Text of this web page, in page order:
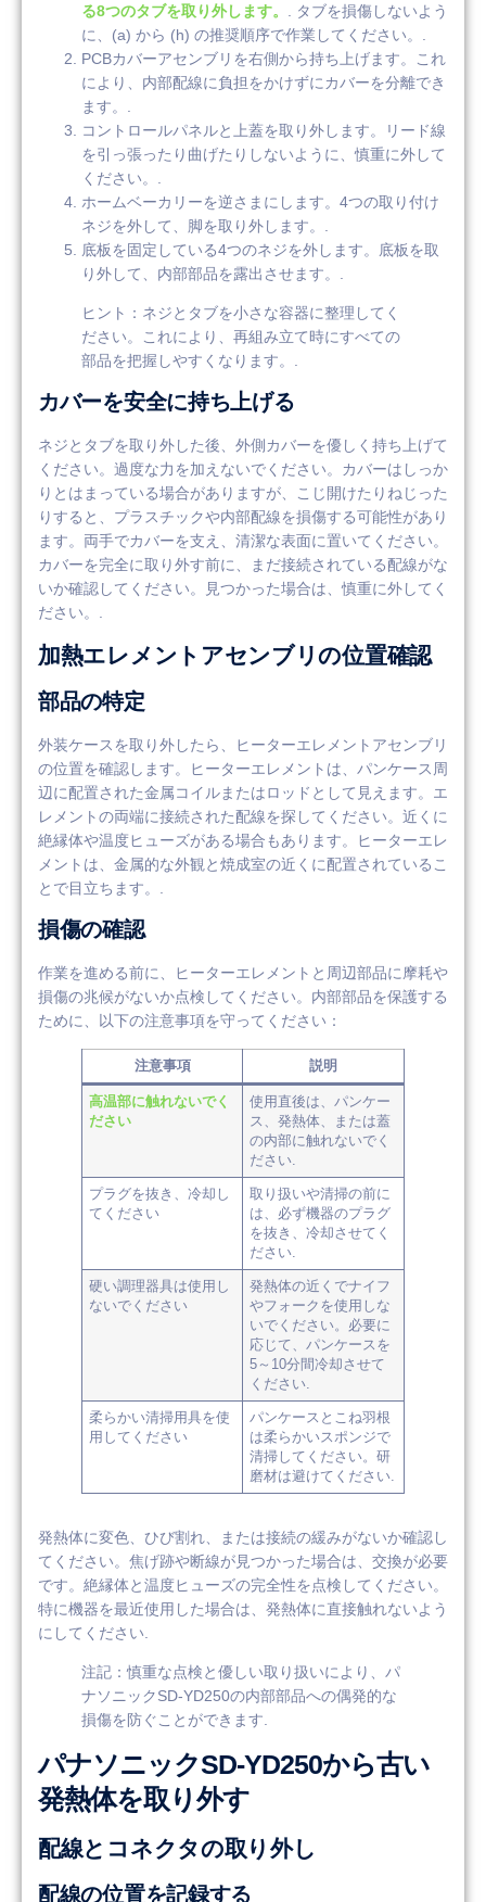
る8つのタブを取り外します。
. タブを損傷しないよう
に、(a) から (h) の推奨順序で作業してください。.
PCBカバーアセンブリを右側から持ち上げます。これ
により、内部配線に負担をかけずにカバーを分離でき
ます。.
コントロールパネルと上蓋を取り外します。リード線
を引っ張ったり曲げたりしないように、慎重に外して
ください。.
ホームベーカリーを逆さまにします。4つの取り付け
ネジを外して、脚を取り外します。.
底板を固定している4つのネジを外します。底板を取
り外して、内部部品を露出させます。.
ヒント：ネジとタブを小さな容器に整理してく
ださい。これにより、再組み立て時にすべての
部品を把握しやすくなります。.
カバーを安全に持ち上げる
ネジとタブを取り外した後、外側カバーを優しく持ち上げて
ください。過度な力を加えないでください。カバーはしっか
りとはまっている場合がありますが、こじ開けたりねじった
りすると、プラスチックや内部配線を損傷する可能性があり
ます。両手でカバーを支え、清潔な表面に置いてください。
カバーを完全に取り外す前に、まだ接続されている配線がな
いか確認してください。見つかった場合は、慎重に外してく
ださい。.
加熱エレメントアセンブリの位置確認
部品の特定
外装ケースを取り外したら、ヒーターエレメントアセンブリ
の位置を確認します。ヒーターエレメントは、パンケース周
辺に配置された金属コイルまたはロッドとして見えます。エ
レメントの両端に接続された配線を探してください。近くに
絶縁体や温度ヒューズがある場合もあります。ヒーターエレ
メントは、金属的な外観と焼成室の近くに配置されているこ
とで目立ちます。.
損傷の確認
作業を進める前に、ヒーターエレメントと周辺部品に摩耗や
損傷の兆候がないか点検してください。内部部品を保護する
ために、以下の注意事項を守ってください：
注意事項 説明
高温部に触れないでく
ださい
使用直後は、パンケー
ス、発熱体、または蓋
の内部に触れないでく
ださい.
プラグを抜き、冷却し
てください
取り扱いや清掃の前に
は、必ず機器のプラグ
を抜き、冷却させてく
ださい.
硬い調理器具は使用し
ないでください
発熱体の近くでナイフ
やフォークを使用しな
いでください。必要に
応じて、パンケースを
5～10分間冷却させて
ください.
柔らかい清掃用具を使
用してください
パンケースとこね羽根
は柔らかいスポンジで
清掃してください。研
磨材は避けてください.
発熱体に変色、ひび割れ、または接続の緩みがないか確認し
てください。焦げ跡や断線が見つかった場合は、交換が必要
です。絶縁体と温度ヒューズの完全性を点検してください。
特に機器を最近使用した場合は、発熱体に直接触れないよう
にしてください.
注記：慎重な点検と優しい取り扱いにより、パ
ナソニックSD-YD250の内部部品への偶発的な
損傷を防ぐことができます.
パナソニックSD-YD250から古い
発熱体を取り外す
配線とコネクタの取り外し
配線の位置を記録する